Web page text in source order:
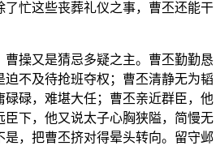
了忙这些丧葬礼仪之事，曹丕还能干
曹操又是猜忌多疑之主。曹丕勤勤恳
迫不及待抢班夺权；曹丕清静无为韬
碌碌，难堪大任；曹丕亲近群臣，他
臣下，他又说太子心胸狭隘，简慢无
，把曹丕挤对得晕头转向。留守邺